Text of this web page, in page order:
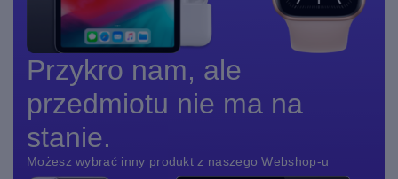
Przykro nam, ale
przedmiotu nie ma na
stanie.
Możesz wybrać inny produkt z naszego Webshop-u